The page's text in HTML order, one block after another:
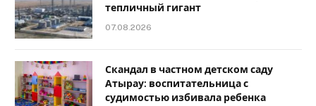
тепличный гигант
07.08.2026
Скандал в частном детском саду
Атырау: воспитательница с
судимостью избивала ребенка